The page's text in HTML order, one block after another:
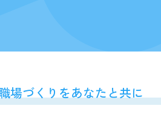
場づくりをあなたと共に